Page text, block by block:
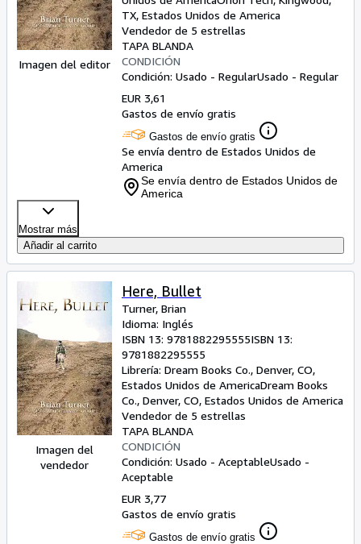
Imagen del editor
TX, Estados Unidos de America
Vendedor de 5 estrellas
TAPA BLANDA
CONDICIÓN
Condición: Usado - RegularUsado - Regular
EUR 3,61
Gastos de envío gratis
Gastos de envío gratis
Se envía dentro de Estados Unidos de
America
Se envía dentro de Estados Unidos de
America
Mostrar más
Añadir al carrito
Imagen del
vendedor
Here, Bullet
Turner, Brian
Idioma: Inglés
ISBN 13: 9781882295555ISBN 13:
9781882295555
Librería: Dream Books Co., Denver, CO,
Estados Unidos de AmericaDream Books
Co., Denver, CO, Estados Unidos de America
Vendedor de 5 estrellas
TAPA BLANDA
CONDICIÓN
Condición: Usado - AceptableUsado -
Aceptable
EUR 3,77
Gastos de envío gratis
Gastos de envío gratis